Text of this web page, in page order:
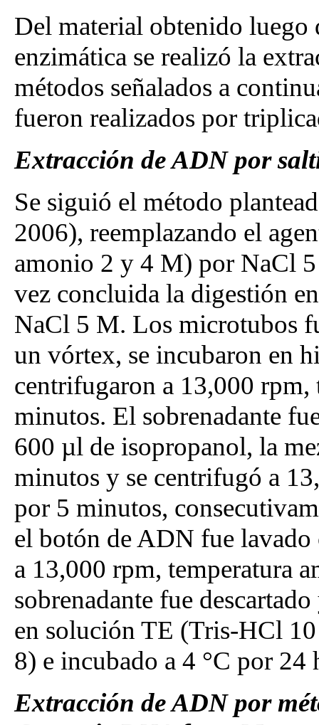
Del material obtenido luego
enzimática se realizó la
métodos señalados a
fueron realizados por
Extracción de ADN por
Se siguió el método
2006), reemplazando el
amonio 2 y 4 M) por NaCl
vez concluida la digestión
NaCl 5 M. Los microtubos
un vórtex, se incubaron en
centrifugaron a 13,000 rpm,
minutos. El sobrenadante
600 µl de isopropanol, la
minutos y se centrifugó a
por 5 minutos,
el botón de ADN fue
a 13,000 rpm, temperatura
sobrenadante fue
en solución TE (Tris-HCl
8) e incubado a 4 °C por 24
Extracción de ADN por